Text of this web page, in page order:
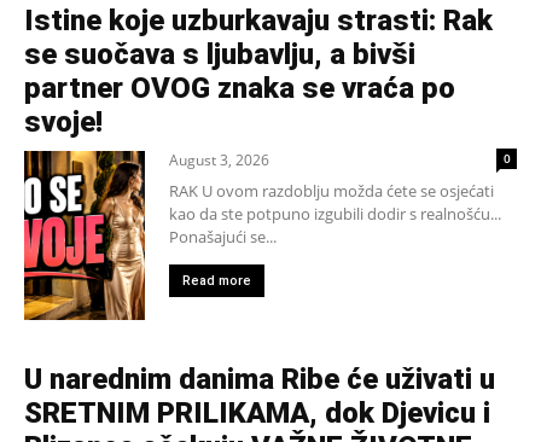
Istine koje uzburkavaju strasti: Rak
se suočava s ljubavlju, a bivši
partner OVOG znaka se vraća po
svoje!
August 3, 2026 0
RAK U ovom razdoblju možda ćete se osjećati
kao da ste potpuno izgubili dodir s realnošću...
Ponašajući se...
Read more
U narednim danima Ribe će uživati u
SRETNIM PRILIKAMA, dok Djevicu i